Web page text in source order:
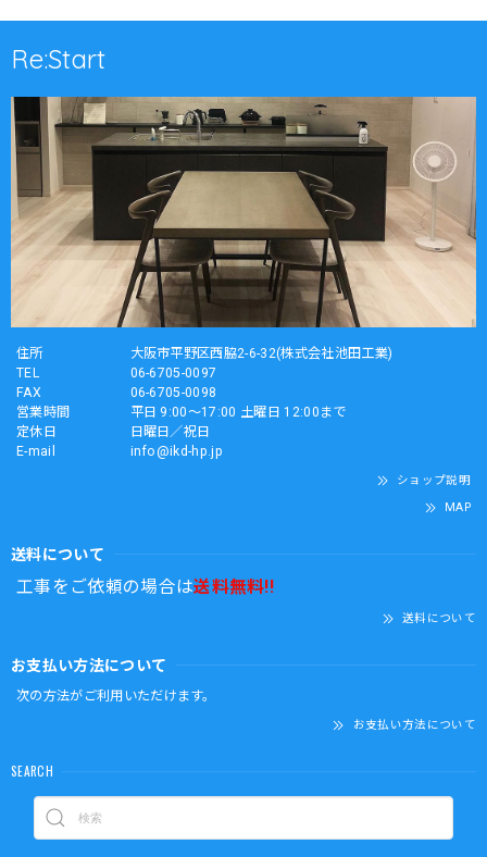
Re:Start
住所
大阪市平野区西脇2-6-32(株式会社池田工業)
TEL
06-6705-0097
FAX
06-6705-0098
営業時間
平日 9:00～17:00 土曜日 12:00まで
定休日
日曜日／祝日
E-mail
info@ikd-hp.jp
ショップ説明
MAP
送料について
工事をご依頼の場合は送料無料!!
送料について
お支払い方法について
次の方法がご利用いただけます。
お支払い方法について
SEARCH